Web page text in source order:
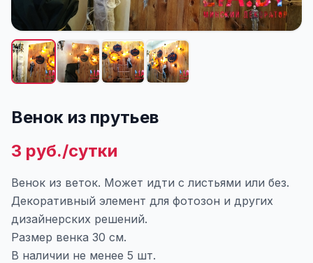
Венок из прутьев
3 руб./сутки
Венок из веток. Может идти с листьями или без.
Декоративный элемент для фотозон и других
дизайнерских решений.
Размер венка 30 см.
В наличии не менее 5 шт.